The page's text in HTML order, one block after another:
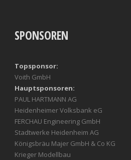
SPONSOREN
Topsponsor:
Voith GmbH
Hauptsponsoren:
PAUL HARTMANN AG
Heidenheimer Volksbank eG
FERCHAU Engineering GmbH
Stadtwerke Heidenheim AG
Königsbräu Majer GmbH & Co KG
Krieger Modellbau